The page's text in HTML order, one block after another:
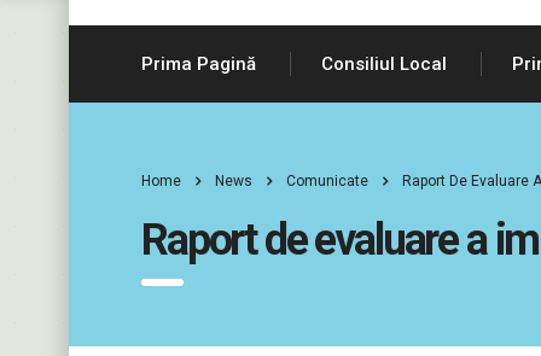
Prima Pagină Consiliul Local
Home News Comunicate Raport De Evaluare
Raport de evaluare a